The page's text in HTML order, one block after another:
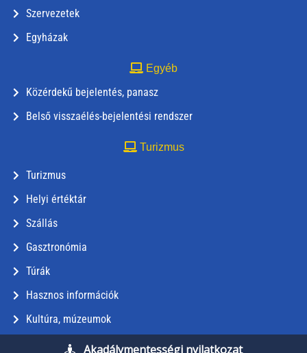
Szervezetek
Egyházak
Egyéb
Közérdekű bejelentés, panasz
Belső visszaélés-bejelentési rendszer
Turizmus
Turizmus
Helyi értéktár
Szállás
Gasztronómia
Túrák
Hasznos információk
Kultúra, múzeumok
Akadálymentességi nyilatkozat